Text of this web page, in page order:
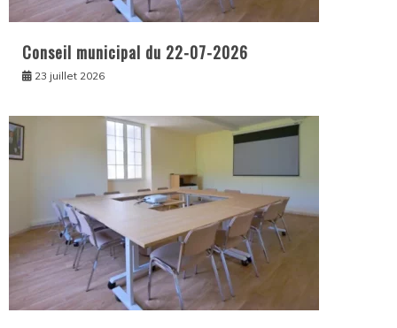
Conseil municipal du 22-07-2026
23 juillet 2026